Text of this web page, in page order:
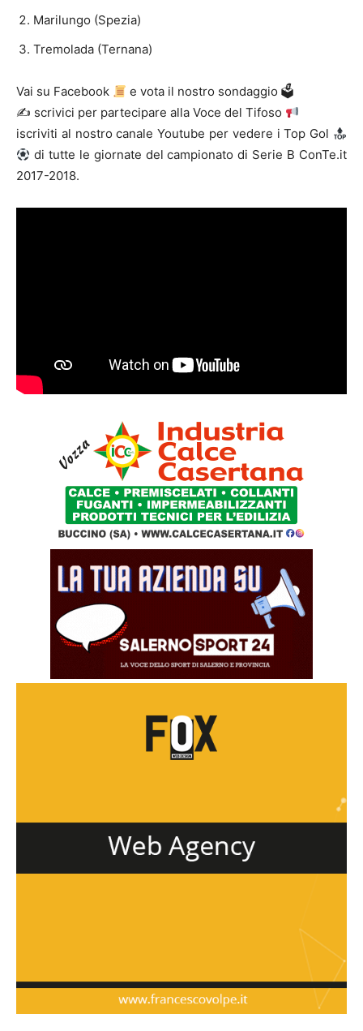
Marilungo (Spezia)
Tremolada (Ternana)
Vai su Facebook
e vota il nostro sondaggio 🗳
✍ scrivici per partecipare alla Voce del Tifoso
iscriviti al nostro canale Youtube per vedere i Top Gol
di tutte le giornate del campionato di Serie B ConTe.it
2017-2018.